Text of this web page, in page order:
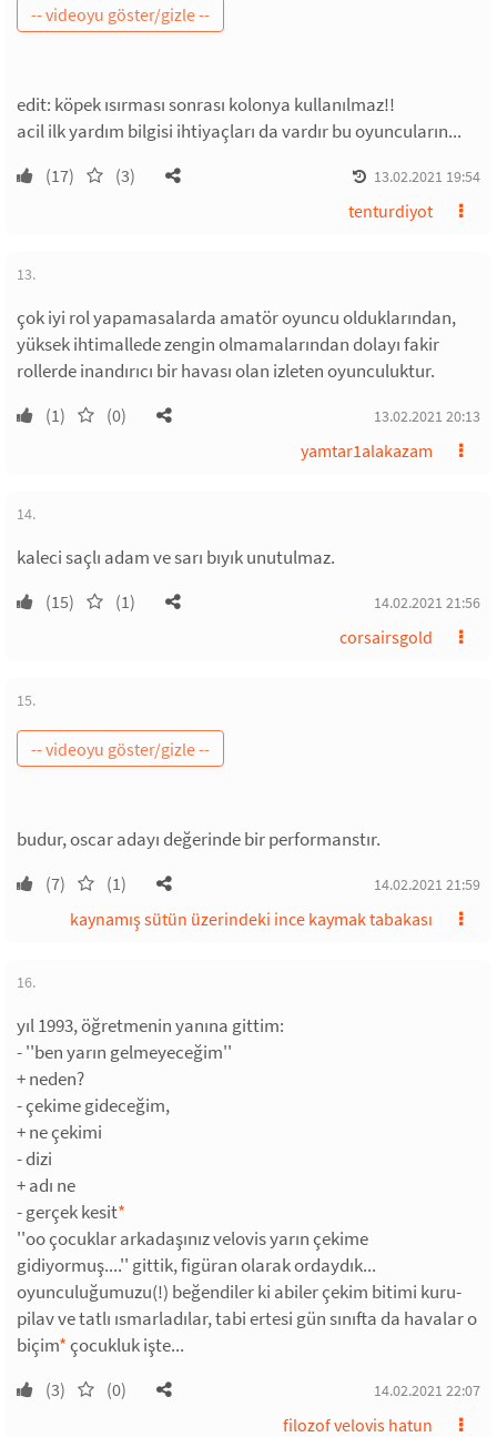
edit: köpek ısırması sonrası kolonya kullanılmaz!!
acil ilk yardım bilgisi ihtiyaçları da vardır bu oyuncuların...
(17) (3) 13.02.2021 19:54
tenturdiyot
13.
çok iyi rol yapamasalarda amatör oyuncu olduklarından,
yüksek ihtimallede zengin olmamalarından dolayı fakir
rollerde inandırıcı bir havası olan izleten oyunculuktur.
(1) (0) 13.02.2021 20:13
yamtar1alakazam
14.
kaleci saçlı adam ve sarı bıyık unutulmaz.
(15) (1) 14.02.2021 21:56
corsairsgold
15.
budur, oscar adayı değerinde bir performanstır.
(7) (1) 14.02.2021 21:59
kaynamış sütün üzerindeki ince kaymak tabakası
16.
yıl 1993, öğretmenin yanına gittim:
- ''ben yarın gelmeyeceğim''
+ neden?
- çekime gideceğim,
+ ne çekimi
- dizi
+ adı ne
- gerçek kesit*
''oo çocuklar arkadaşınız velovis yarın çekime
gidiyormuş....'' gittik, figüran olarak ordaydık...
oyunculuğumuzu(!) beğendiler ki abiler çekim bitimi kuru-
pilav ve tatlı ısmarladılar, tabi ertesi gün sınıfta da havalar o
biçim*çocukluk işte...
(3) (0) 14.02.2021 22:07
filozof velovis hatun